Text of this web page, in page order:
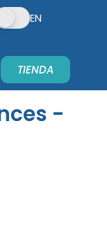
EN
TIENDA
-